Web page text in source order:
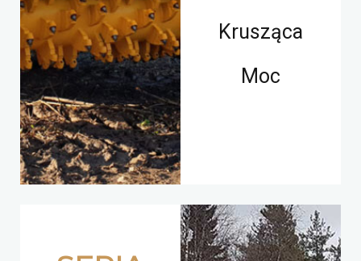
Krusząca
Moc